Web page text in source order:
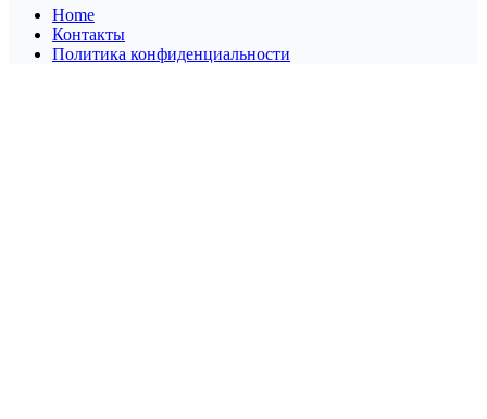
Home
Контакты
Политика конфиденциальности